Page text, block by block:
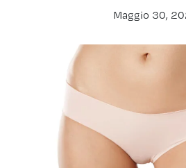
Maggio 30,